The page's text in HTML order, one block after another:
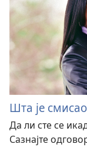
Шта је
Да ли сте се
Сазнајте